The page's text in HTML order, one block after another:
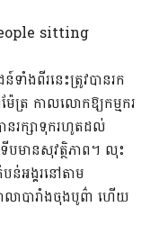
ងពីរនេះត្រូវបានរក
រ កាលលោកឱ្យកម្មករ
នរក្សាទុករហូតដល់
មានសុវត្ថិភាព។ លុះ
ន់អង្គរនៅតាម
ាបារាំងចុងបូព៌ា ហើយ